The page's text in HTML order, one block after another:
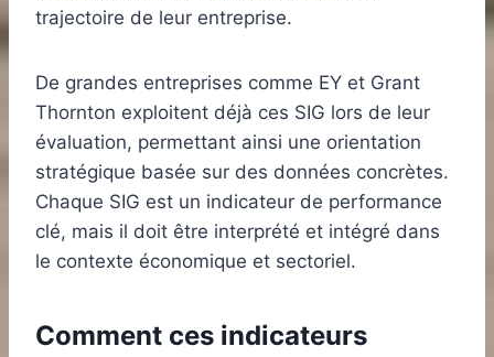
trajectoire de leur entreprise.
De grandes entreprises comme EY et Grant
Thornton exploitent déjà ces SIG lors de leur
évaluation, permettant ainsi une orientation
stratégique basée sur des données concrètes.
Chaque SIG est un indicateur de performance
clé, mais il doit être interprété et intégré dans
le contexte économique et sectoriel.
Comment ces indicateurs